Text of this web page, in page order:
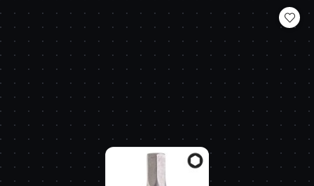
statusie: